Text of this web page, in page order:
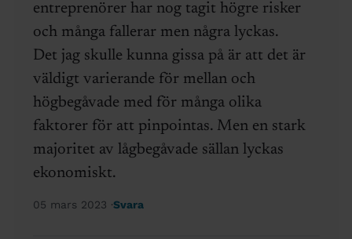
entreprenörer har nog tagit högre risker
och många fallerar men några lyckas.
Det jag skulle kunna gissa på är att det är
väldigt varierande för mellan och
högbegåvade med för många olika
faktorer för att pinpointas. Men en stark
majoritet av lågbegåvade sällan lyckas
ekonomiskt.
05 mars 2023 Svara